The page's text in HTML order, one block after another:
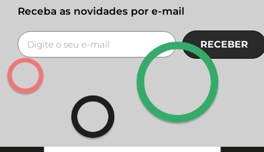
Receba as novidades por e-mail
RECEBER